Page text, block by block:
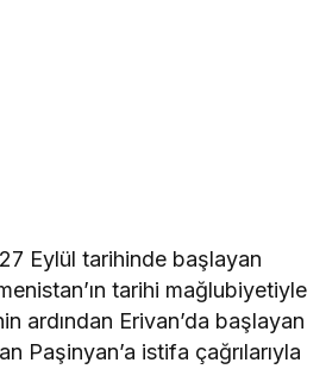
Eylül tarihinde başlayan
tarihi mağlubiyetiyle
ardından Erivan’da başlayan
Paşinyan’a istifa çağrılarıyla